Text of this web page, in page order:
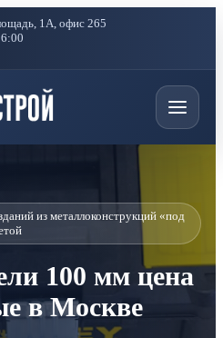
1А, офис 265
из металлоконструкций «под
100 мм цена
в Москве